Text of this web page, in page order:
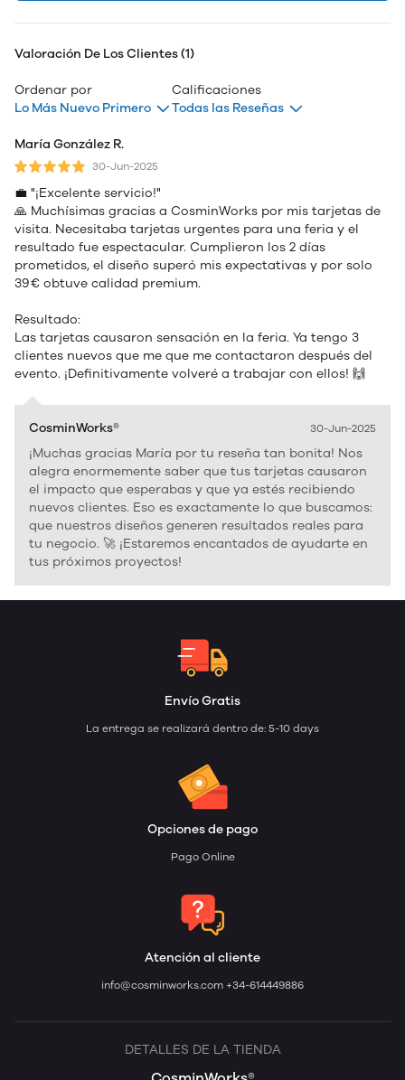
Valoración De Los Clientes (1)
Ordenar por
Lo Más Nuevo Primero
Calificaciones
Todas las Reseñas
María González R.
30-Jun-2025
💼 "¡Excelente servicio!"
🙏 Muchísimas gracias a CosminWorks por mis tarjetas de
visita. Necesitaba tarjetas urgentes para una feria y el
resultado fue espectacular. Cumplieron los 2 días
prometidos, el diseño superó mis expectativas y por solo
39€ obtuve calidad premium.
Resultado:
Las tarjetas causaron sensación en la feria. Ya tengo 3
clientes nuevos que me que me contactaron después del
evento. ¡Definitivamente volveré a trabajar con ellos! 🙌
CosminWorks® 30-Jun-2025
¡Muchas gracias María por tu reseña tan bonita! Nos
alegra enormemente saber que tus tarjetas causaron
el impacto que esperabas y que ya estés recibiendo
nuevos clientes. Eso es exactamente lo que buscamos:
que nuestros diseños generen resultados reales para
tu negocio. 🚀 ¡Estaremos encantados de ayudarte en
tus próximos proyectos!
Envío Gratis
La entrega se realizará dentro de: 5-10 days
Opciones de pago
Pago Online
Atención al cliente
info@cosminworks.com +34-614449886
DETALLES DE LA TIENDA